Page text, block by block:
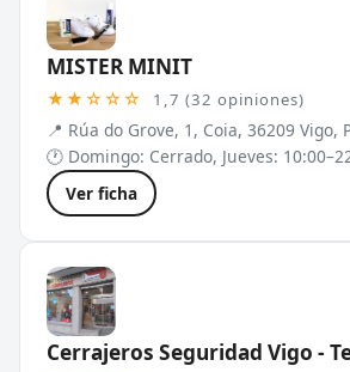
MISTER MINIT
★★☆☆☆ 1,7 (32 opiniones)
📍 Rúa do Grove, 1, Coia, 36209 Vigo,
🕐 Domingo: Cerrado, Jueves:
Ver ficha
Cerrajeros Seguridad Vigo -